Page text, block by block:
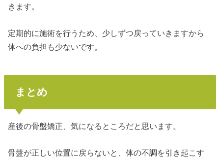
きます。
定期的に施術を行うため、少しずつ戻っていきますから
体への負担も少ないです。
まとめ
産後の骨盤矯正、気になるところだと思います。
骨盤が正しい位置に戻らないと、体の不調を引き起こす